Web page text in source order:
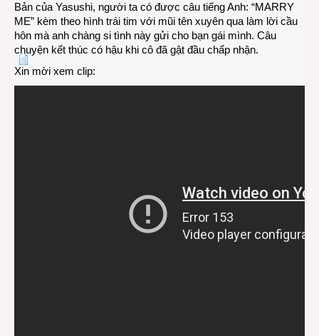
Bản của Yasushi, người ta có được câu tiếng Anh: “MARRY
ME” kèm theo hình trái tim với mũi tên xuyên qua làm lời cầu
hôn mà anh chàng si tình này gửi cho bạn gái mình. Câu
chuyện kết thúc có hậu khi cô đã gật đầu chấp nhận.
Xin mời xem clip: